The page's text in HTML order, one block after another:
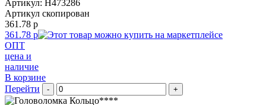
Артикул: H473286
Артикул скопирован
361.78 р
361.78 р
ОПТ
цена и
наличие
В корзине
Перейти
- +